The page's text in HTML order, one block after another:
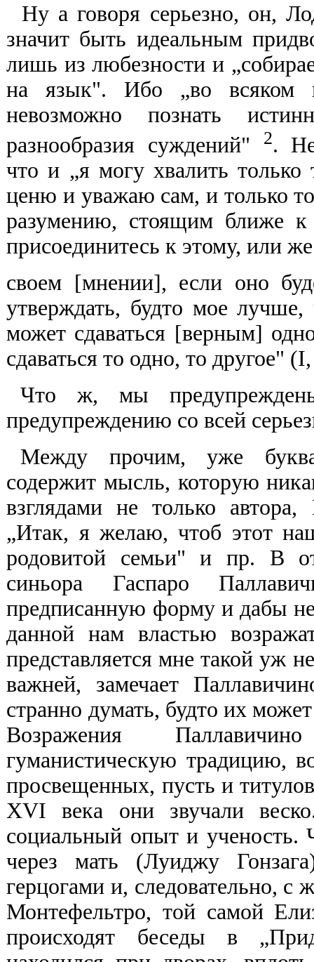
Ну а говоря серьезно, он,
значит быть идеальным
лишь из любезности и
на язык". Ибо „во всяком
невозможно познать
разнообразия суждений"
2.
что и „я могу хвалить
ценю и уважаю сам, и только
разумению, стоящим ближе
присоединитесь к этому, или
своем [мнении], если оно
утверждать, будто мое
может сдаваться [верным]
сдаваться то одно, то другое"
Что ж, мы
предупреждению со всей
Между прочим, уже
содержит мысль, которую
взглядами не только
„Итак, я желаю, чтоб этот
родовитой семьи" и пр. В
синьора Гаспаро
предписанную форму и дабы
данной нам властью
представляется мне такой уж
важней, замечает
странно думать, будто их
Возражения
гуманистическую традицию,
просвещенных, пусть и
XVI века они звучали
социальный опыт и ученость.
через мать (Луиджу
герцогами и, следовательно, с
Монтефельтро, той самой
происходят беседы в